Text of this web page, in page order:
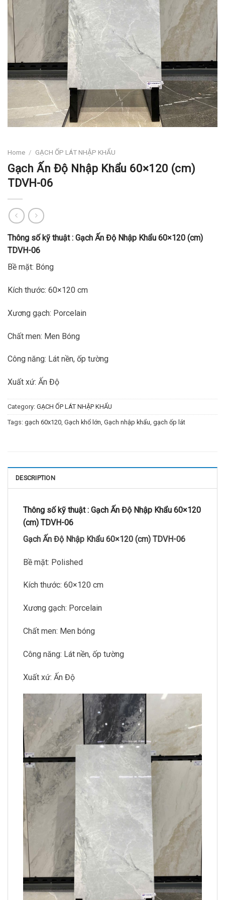
Home / GẠCH ỐP LÁT NHẬP KHẨU
Gạch Ấn Độ Nhập Khẩu 60×120 (cm)
TDVH-06
Thông số kỹ thuật : Gạch Ấn Độ Nhập Khẩu 60×120 (cm)
TDVH-06
Bề mặt: Bóng
Kích thước: 60×120 cm
Xương gạch: Porcelain
Chất men: Men Bóng
Công năng: Lát nền, ốp tường
Xuất xứ: Ấn Độ
Category: GẠCH ỐP LÁT NHẬP KHẨU
Tags: gạch 60x120, Gạch khổ lớn, Gạch nhập khẩu, gạch ốp lát
DESCRIPTION
Thông số kỹ thuật : Gạch Ấn Độ Nhập Khẩu 60×120
(cm) TDVH-06
Gạch Ấn Độ Nhập Khẩu 60×120 (cm) TDVH-06
Bề mặt: Polished
Kích thước: 60×120 cm
Xương gạch: Porcelain
Chất men: Men bóng
Công năng: Lát nền, ốp tường
Xuất xứ: Ấn Độ